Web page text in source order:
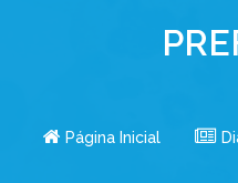
Página Inicial